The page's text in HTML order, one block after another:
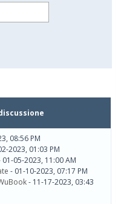
08:56 PM
2023, 01:03 PM
05-2023, 11:00 AM
- 01-10-2023, 07:17 PM
- 11-17-2023, 03:43